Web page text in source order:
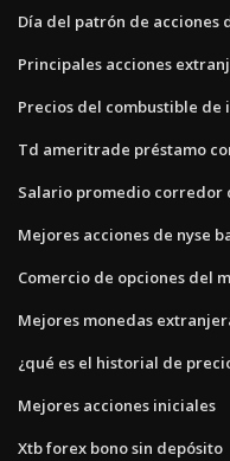
Día del patrón de acciones
Principales acciones
Precios del combustible de
Td ameritrade préstamo
Salario promedio corredor
Mejores acciones de nyse
Comercio de opciones del
Mejores monedas
¿qué es el historial de
Mejores acciones iniciales
Xtb forex bono sin depósito